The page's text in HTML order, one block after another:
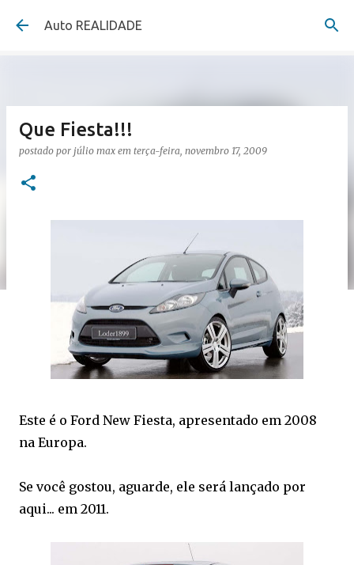
Pular para o conteúdo principal
Auto REALIDADE
Que Fiesta!!!
postado por júlio max em terça-feira, novembro 17, 2009
Este é o Ford New Fiesta, apresentado em 2008
na Europa.
Se você gostou, aguarde, ele será lançado por
aqui... em 2011.